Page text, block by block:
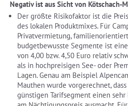
Negativ ist aus Sicht von Kötschach-
Der größte Risikofaktor ist die
des lokalen Produktmixes. Für
Privatvermietung,
budgetbewusste Segmente ist
von 4,00 bzw. 4,50 Euro relativ
als in hochpreisigen See- oder
Lagen. Genau am Beispiel
Mauthen wurde vorgerechnet,
günstigen Tarifsegment einen